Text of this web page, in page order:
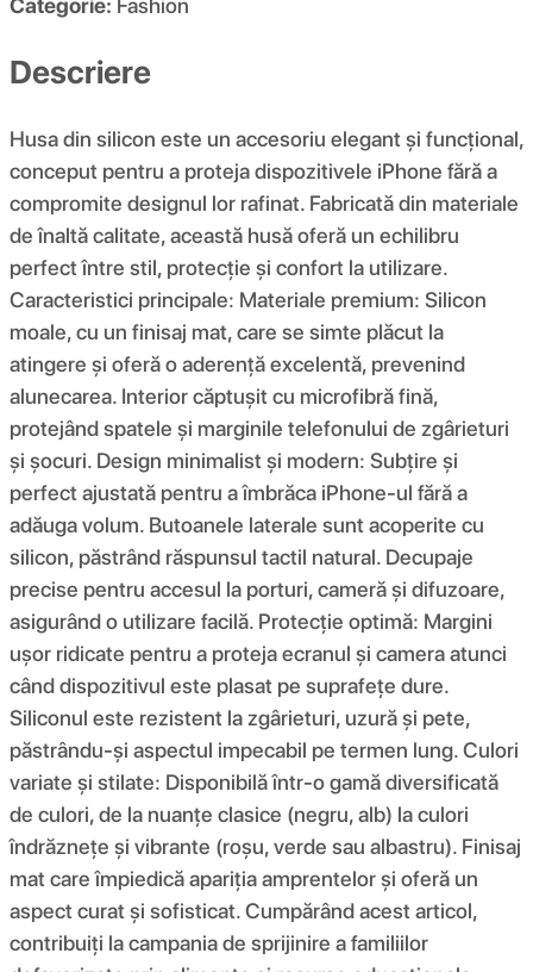
Categorie: Fashion
Descriere
Husa din silicon este un accesoriu elegant și funcțional,
conceput pentru a proteja dispozitivele iPhone fără a
compromite designul lor rafinat. Fabricată din materiale
de înaltă calitate, această husă oferă un echilibru
perfect între stil, protecție și confort la utilizare.
Caracteristici principale: Materiale premium: Silicon
moale, cu un finisaj mat, care se simte plăcut la
atingere și oferă o aderență excelentă, prevenind
alunecarea. Interior căptușit cu microfibră fină,
protejând spatele și marginile telefonului de zgârieturi
și șocuri. Design minimalist și modern: Subțire și
perfect ajustată pentru a îmbrăca iPhone-ul fără a
adăuga volum. Butoanele laterale sunt acoperite cu
silicon, păstrând răspunsul tactil natural. Decupaje
precise pentru accesul la porturi, cameră și difuzoare,
asigurând o utilizare facilă. Protecție optimă: Margini
ușor ridicate pentru a proteja ecranul și camera atunci
când dispozitivul este plasat pe suprafețe dure.
Siliconul este rezistent la zgârieturi, uzură și pete,
păstrându-și aspectul impecabil pe termen lung. Culori
variate și stilate: Disponibilă într-o gamă diversificată
de culori, de la nuanțe clasice (negru, alb) la culori
îndrăznețe și vibrante (roșu, verde sau albastru). Finisaj
mat care împiedică apariția amprentelor și oferă un
aspect curat și sofisticat. Cumpărând acest articol,
contribuiți la campania de sprijinire a familiilor